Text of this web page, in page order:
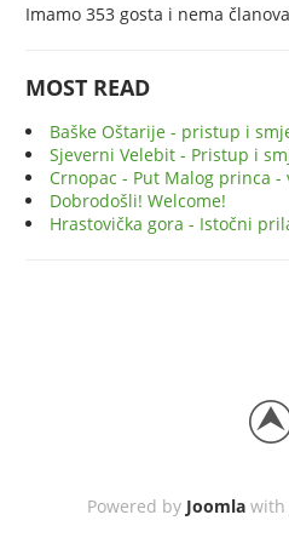
Imamo 353 gosta i nema
MOST READ
Baške Oštarije - pristup i
Sjeverni Velebit - Pristup i
Crnopac - Put Malog princa -
Dobrodošli! Welcome!
Hrastovička gora - Istočni
Powered by Joomlawith